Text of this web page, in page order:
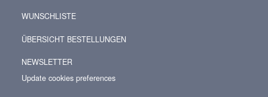
WUNSCHLISTE
ÜBERSICHT BESTELLUNGEN
NEWSLETTER
Update cookies preferences